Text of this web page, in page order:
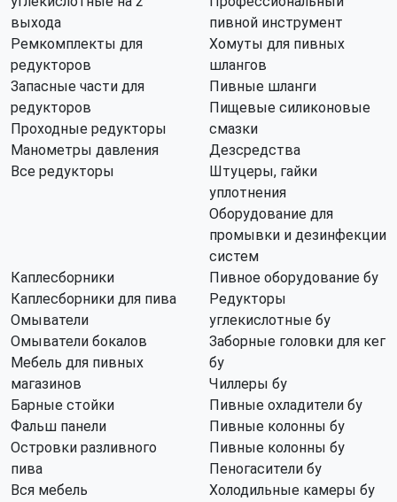
выхода
Ремкомплекты для
редукторов
Запасные части для
редукторов
Проходные редукторы
Манометры давления
Все редукторы
пивной инструмент
Хомуты для пивных
шлангов
Пивные шланги
Пищевые силиконовые
смазки
Дезсредства
Штуцеры, гайки
уплотнения
Оборудование для
промывки и дезинфекции
систем
Каплесборники
Каплесборники для пива
Омыватели
Омыватели бокалов
Мебель для пивных
магазинов
Барные стойки
Фальш панели
Островки разливного
пива
Вся мебель
Пивное оборудование бу
Редукторы
углекислотные бу
Заборные головки для кег
бу
Чиллеры бу
Пивные охладители бу
Пивные колонны бу
Пивные колонны бу
Пеногасители бу
Холодильные камеры бу